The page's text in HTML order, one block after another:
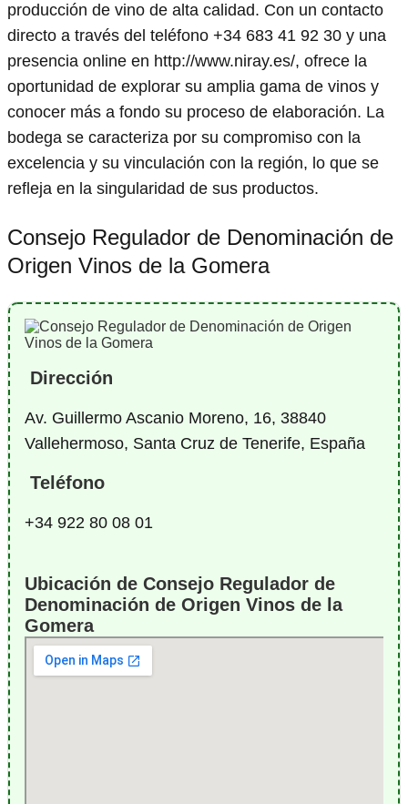
producción de vino de alta calidad. Con un contacto
directo a través del teléfono +34 683 41 92 30 y una
presencia online en http://www.niray.es/, ofrece la
oportunidad de explorar su amplia gama de vinos y
conocer más a fondo su proceso de elaboración. La
bodega se caracteriza por su compromiso con la
excelencia y su vinculación con la región, lo que se
refleja en la singularidad de sus productos.
Consejo Regulador de Denominación de
Origen Vinos de la Gomera
Dirección
Av. Guillermo Ascanio Moreno, 16, 38840
Vallehermoso, Santa Cruz de Tenerife, España
Teléfono
+34 922 80 08 01
Ubicación de Consejo Regulador de
Denominación de Origen Vinos de la
Gomera